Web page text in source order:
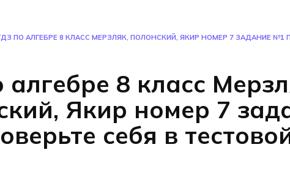
ПО АЛГЕБРЕ 8 КЛАСС МЕРЗЛЯК, ПОЛОНСКИЙ, ЯКИР НОМЕР 7 ЗАДАНИЕ №1
8 класс
Якир номер 7
себя в